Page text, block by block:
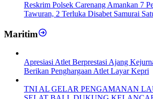
Reskrim Polsek Carenang Amankan 7
Tawuran, 2 Terluka Disabet Samurai
Maritim
Apresiasi Atlet Berprestasi Ajang
Berikan Penghargaan Atlet Layar Kepri
TNI AL GELAR PENGAMANAN